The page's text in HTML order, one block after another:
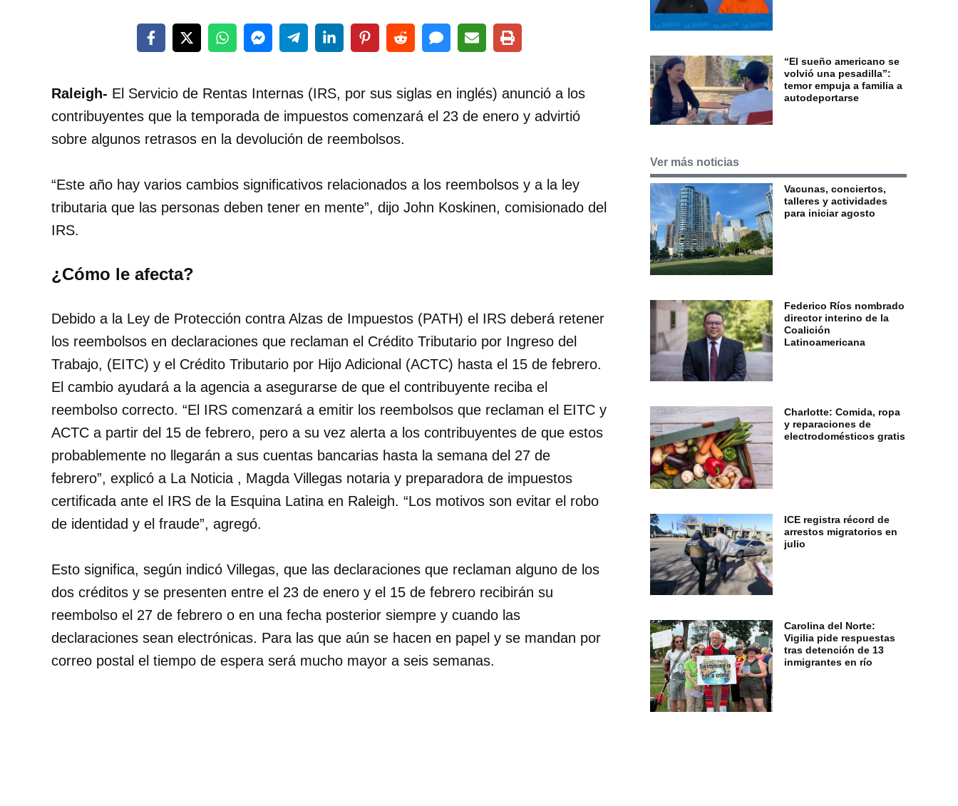
Raleigh- El Servicio de Rentas Internas (IRS, por sus siglas en inglés) anunció a los
contribuyentes que la temporada de impuestos comenzará el 23 de enero y advirtió
sobre algunos retrasos en la devolución de reembolsos.
“Este año hay varios cambios significativos relacionados a los reembolsos y a la ley
tributaria que las personas deben tener en mente”, dijo John Koskinen, comisionado del
IRS.
¿Cómo le afecta?
Debido a la Ley de Protección contra Alzas de Impuestos (PATH) el IRS deberá retener
los reembolsos en declaraciones que reclaman el Crédito Tributario por Ingreso del
Trabajo, (EITC) y el Crédito Tributario por Hijo Adicional (ACTC) hasta el 15 de febrero.
El cambio ayudará a la agencia a asegurarse de que el contribuyente reciba el
reembolso correcto. “El IRS comenzará a emitir los reembolsos que reclaman el EITC y
ACTC a partir del 15 de febrero, pero a su vez alerta a los contribuyentes de que estos
probablemente no llegarán a sus cuentas bancarias hasta la semana del 27 de
febrero”, explicó a La Noticia , Magda Villegas notaria y preparadora de impuestos
certificada ante el IRS de la Esquina Latina en Raleigh. “Los motivos son evitar el robo
de identidad y el fraude”, agregó.
Esto significa, según indicó Villegas, que las declaraciones que reclaman alguno de los
dos créditos y se presenten entre el 23 de enero y el 15 de febrero recibirán su
reembolso el 27 de febrero o en una fecha posterior siempre y cuando las
declaraciones sean electrónicas. Para las que aún se hacen en papel y se mandan por
correo postal el tiempo de espera será mucho mayor a seis semanas.
“El sueño americano se
volvió una pesadilla”:
temor empuja a familia a
autodeportarse
Ver más noticias
Vacunas, conciertos,
talleres y actividades
para iniciar agosto
Federico Ríos nombrado
director interino de la
Coalición
Latinoamericana
Charlotte: Comida, ropa
y reparaciones de
electrodomésticos gratis
ICE registra récord de
arrestos migratorios en
julio
Carolina del Norte:
Vigilia pide respuestas
tras detención de 13
inmigrantes en río